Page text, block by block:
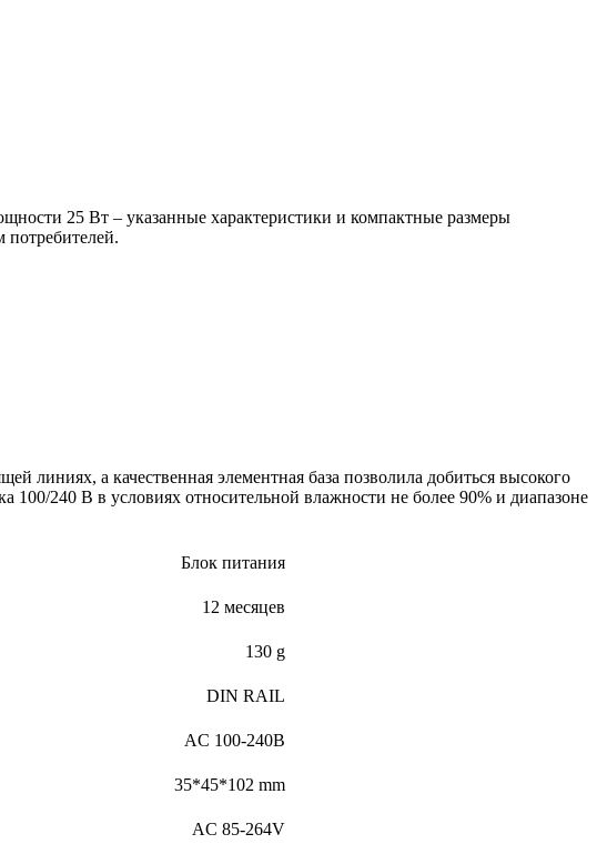
25 Вт – указанные характеристики и компактные размеры
потребителей.
линиях, а качественная элементная база позволила добиться высокого
240 В в условиях относительной влажности не более 90% и диапазоне
Блок питания
12 месяцев
130 g
DIN RAIL
AC 100-240В
35*45*102 mm
AC 85-264V